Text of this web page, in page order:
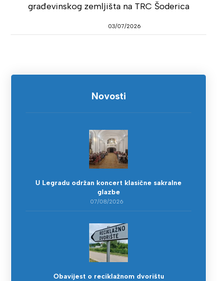
građevinskog zemljišta na TRC Šoderica
03/07/2026
Novosti
U Legradu održan koncert klasične sakralne
glazbe
07/08/2026
Obavijest o reciklažnom dvorištu